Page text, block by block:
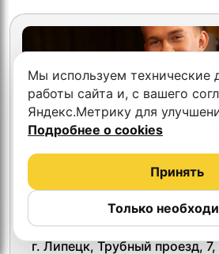
«Много Общего» в
г. Липецк, Трубный проезд,
Мы используем технические
работы сайта и, с вашего
Яндекс.Метрику для
Подробнее о cookies
Только
Принять